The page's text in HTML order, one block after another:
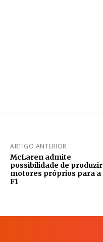
ARTIGO ANTERIOR
McLaren admite
possibilidade de produzir
motores próprios para a
F1